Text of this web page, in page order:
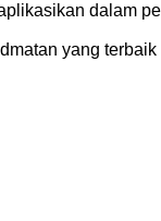
dalam
yang